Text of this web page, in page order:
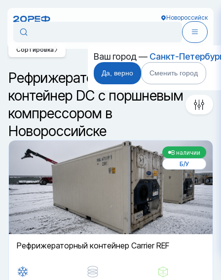
Новороссийск
Ваш город — Санкт-
Да, верно Сменить город
Рефрижераторный
контейнер DC с поршневым
компрессором в
Новороссийске
Сортировка
В наличии
Б/У
Рефрижераторный контейнер Carrier REF